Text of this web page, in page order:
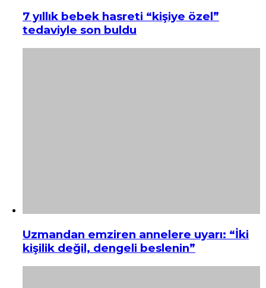
7 yıllık bebek hasreti “kişiye özel”
tedaviyle son buldu
Uzmandan emziren annelere uyarı: “İki
kişilik değil, dengeli beslenin”